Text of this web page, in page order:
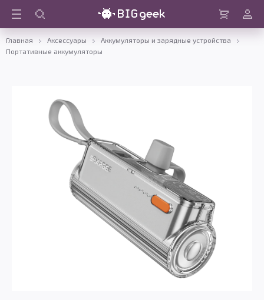
Войти
Главная Аксессуары
Аккумуляторы и зарядные устройства
Портативные аккумуляторы